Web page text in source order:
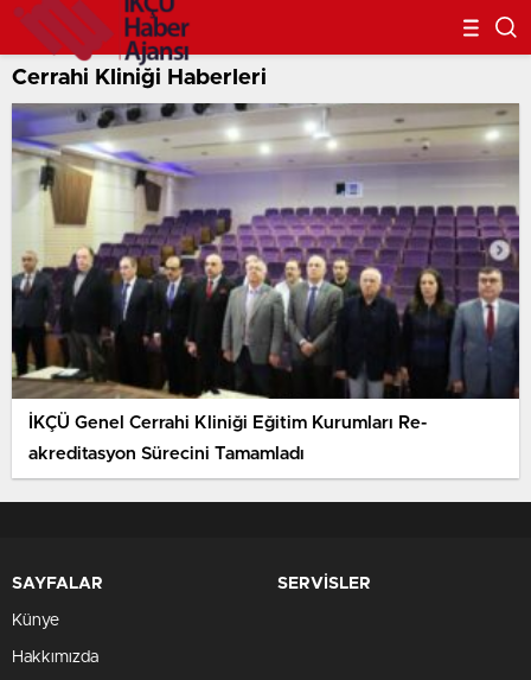
Cerrahi Kliniği Haberleri
İKÇÜ Genel Cerrahi Kliniği Eğitim Kurumları Re-
akreditasyon Sürecini Tamamladı
SAYFALAR
Künye
Hakkımızda
SERVİSLER